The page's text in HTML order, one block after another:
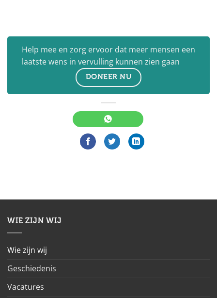
Help mee en zorg ervoor dat meer mensen een
laatste wens in vervulling kunnen zien gaan
DONEER NU
WIE ZIJN WIJ
Wie zijn wij
Geschiedenis
Vacatures